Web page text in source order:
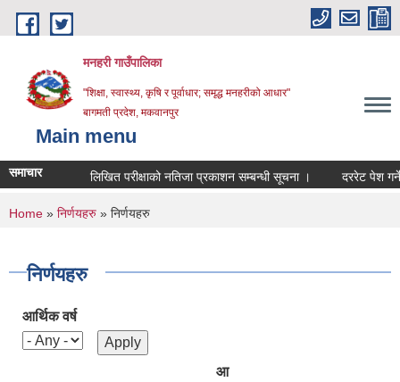
Skip to main content
मनहरी गाउँपालिका
"शिक्षा, स्वास्थ्य, कृषि र पूर्वाधार; समृद्ध मनहरीको आधार"
बागमती प्रदेश, मकवानपुर
Main menu
समाचार लिखित परीक्षाको नतिजा प्रकाशन सम्बन्धी सूचना । दररेट पेश गर्ने
You are here
Home » निर्णयहरु » निर्णयहरु
निर्णयहरु
आर्थिक वर्ष
आ